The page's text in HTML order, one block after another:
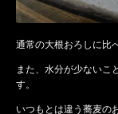
通常の大根おろしに比
また、水分が少ないこ
す。
いつもとは違う蕎麦の